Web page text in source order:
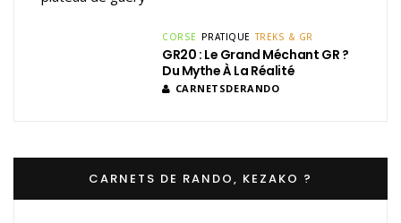
CORSE PRATIQUE TREKS & GR
GR20 : Le Grand Méchant GR ?
Du Mythe À La Réalité
CARNETSDERANDO
CARNETS DE RANDO, KEZAKO ?